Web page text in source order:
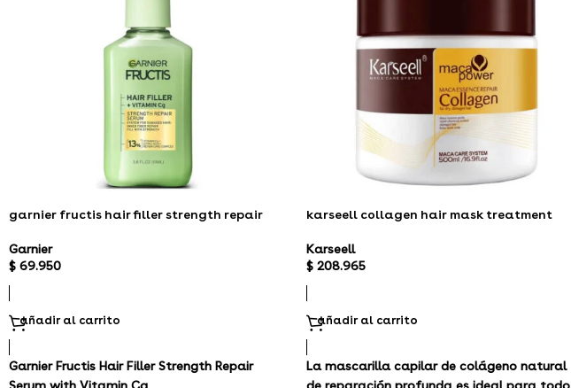
garnier fructis hair filler strength repair
Garnier
$ 69.950
añadir al carrito
Garnier Fructis Hair Filler Strength Repair
Serum with Vitamin Cg
karseell collagen hair mask treatment
Karseell
$ 208.965
añadir al carrito
La mascarilla capilar de colágeno natural
de reparación profunda es ideal para todo